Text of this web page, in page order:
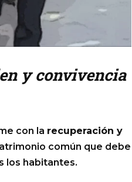
y convivencia
con la recuperación y
común que debe
los habitantes.